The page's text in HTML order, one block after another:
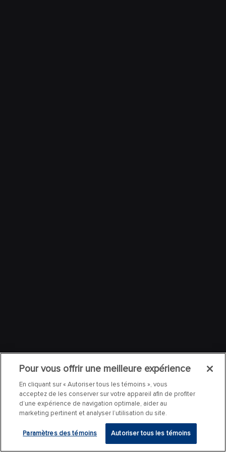
Pour vous offrir une meilleure expérience
En cliquant sur « Autoriser tous les témoins », vous
acceptez de les conserver sur votre appareil afin de profiter
d’une expérience de navigation optimale, aider au
marketing pertinent et analyser l’utilisation du site.
Paramètres des témoins Autoriser tous les témoins